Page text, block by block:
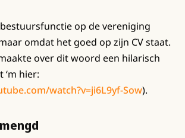
op de vereniging
omdat het goed op zijn CV staat.
over dit woord een hilarisch
‘m hier:
watch?v=ji6L9yf-Sow).